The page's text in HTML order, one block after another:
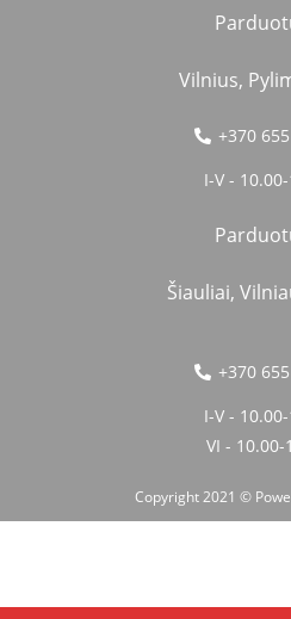
Vilnius,
+370
I-V -
Šiauliai,
+370
I-V -
VI - 10.00-
Copyright 2021 ©